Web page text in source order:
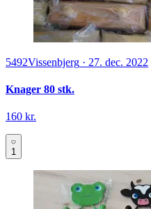
5492Vissenbjerg · 27. dec. 2022
Knager 80 stk.
160 kr.
1